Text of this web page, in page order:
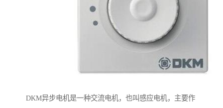
DKM异步电机是一种交流电机，也叫感应电机，主要作